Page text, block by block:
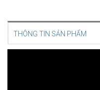
THÔNG TIN SẢN PHẨM